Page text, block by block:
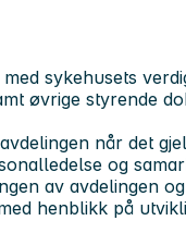
sykehusets
øvrige styrende
når det
og
av avdelingen
henblikk på